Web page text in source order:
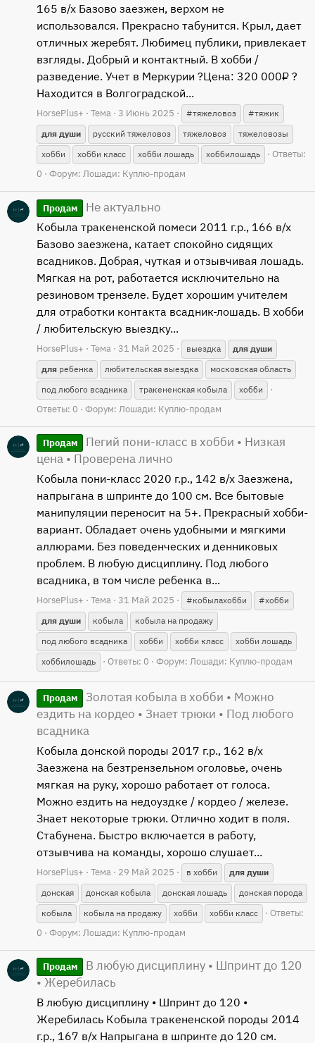
165 в/х Базово заезжен, верхом не
использовался. Прекрасно табунится. Крыл, дает
отличных жеребят. Любимец публики, привлекает
взгляды. Добрый и контактный. В хобби /
разведение. Учет в Меркурии ?Цена: 320 000₽ ?
Находится в Волгоградской...
HorsePlus+ Тема 3 Июнь 2025 #тяжеловоз
#тяжик
для души русский тяжеловоз тяжеловоз
тяжеловозы
хобби
хобби класс хобби лошадь хоббилошадь
Ответы:
0
Форум: Лошади: Куплю-продам
Продам Не актуально
Кобыла тракененской помеси 2011 г.р., 166 в/х
Базово заезжена, катает спокойно сидящих
всадников. Добрая, чуткая и отзывчивая лошадь.
Мягкая на рот, работается исключительно на
резиновом трензеле. Будет хорошим учителем
для отработки контакта всадник-лошадь. В хобби
/ любительскую выездку...
HorsePlus+ Тема 31 Май 2025 выездка для души
для ребенка любительская выездка
московская область
под любого всадника
тракененская кобыла хобби
Ответы: 0 Форум: Лошади: Куплю-продам
Продам
Пегий пони-класс в хобби • Низкая
цена • Проверена лично
Кобыла пони-класс 2020 г.р., 142 в/х Заезжена,
напрыгана в шпринте до 100 см. Все бытовые
манипуляции переносит на 5+. Прекрасный хобби-
вариант. Обладает очень удобными и мягкими
аллюрами. Без поведенческих и денниковых
проблем. В любую дисциплину. Под любого
всадника, в том числе ребенка в...
HorsePlus+ Тема 31 Май 2025 #кобылахобби
#хобби
для души кобыла
кобыла на продажу
под любого всадника
хобби хобби класс
хобби лошадь
хоббилошадь
Ответы: 0 Форум: Лошади: Куплю-продам
Продам
Золотая кобыла в хобби • Можно
ездить на кордео • Знает трюки • Под любого
всадника
Кобыла донской породы 2017 г.р., 162 в/х
Заезжена на безтрензельном оголовье, очень
мягкая на руку, хорошо работает от голоса.
Можно ездить на недоуздке / кордео / железе.
Знает некоторые трюки. Отлично ходит в поля.
Стабунена. Быстро включается в работу,
отзывчива на команды, хорошо слушает...
HorsePlus+ Тема 29 Май 2025 в хобби для души
донская
донская кобыла донская лошадь
донская порода
кобыла
кобыла на продажу хобби хобби класс
Ответы:
0
Форум: Лошади: Куплю-продам
Продам
В любую дисциплину • Шпринт до 120
• Жеребилась
В любую дисциплину • Шпринт до 120 •
Жеребилась Кобыла тракененской породы 2014
г.р., 167 в/х Напрыгана в шпринте до 120 см.